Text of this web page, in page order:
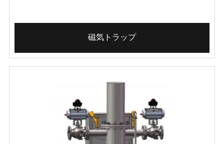
磁気トラップ